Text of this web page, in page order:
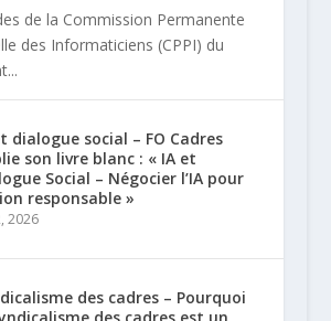
de la Commission Permanente
des Informaticiens (CPPI) du
dialogue social – FO Cadres
son livre blanc : « IA et
Social – Négocier l’IA pour
responsable »
2026
des cadres – Pourquoi